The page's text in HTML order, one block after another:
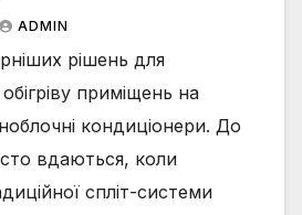
ADMIN
рішень для
приміщень на
кондиціонери. До
вдаються, коли
спліт-системи